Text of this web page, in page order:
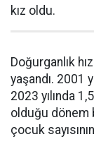
kız oldu.
Doğurganlık
yaşandı. 2001
2023 yılında
olduğu dönem
çocuk